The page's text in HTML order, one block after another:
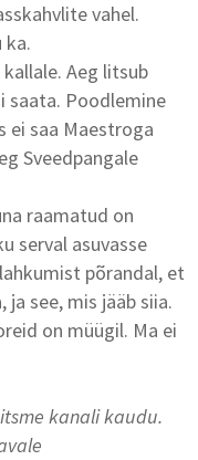
vahel.
ka.
Aeg litsub
saata. Poodlemine
ei saa Maestroga
Sveedpangale
raamatud on
serval asuvasse
põrandal, et
see, mis jääb siia.
on müügil. Ma ei
kanali kaudu.